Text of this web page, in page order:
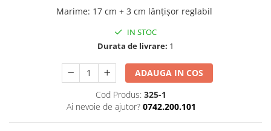
Marime: 17 cm + 3 cm lănțișor reglabil
IN STOC
Durata de livrare: 1
ADAUGA IN COS
Cod Produs: 325-1
Ai nevoie de ajutor? 0742.200.101